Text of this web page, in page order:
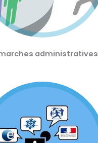
administratives